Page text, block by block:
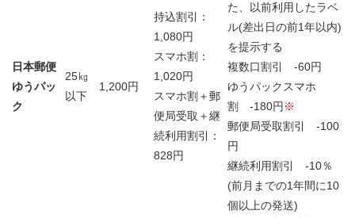
日本郵便
ゆうパッ
ク
25㎏
以下
1,200円
持込割引：
1,080円
スマホ割：
1,020円
スマホ割＋郵
便局受取＋継
続利用割引：
828円
た、以前利用したラベ
ル(差出日の前1年以内)
を提示する
複数口割引 -60円
ゆうパックスマホ
割 -180円 ※
郵便局受取割引 -100
円
継続利用割引 -10％
(前月までの1年間に10
個以上の発送)